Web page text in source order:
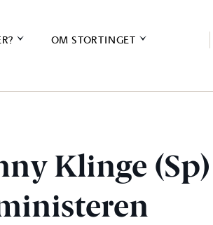
OM STORTINGET
Klinge (Sp)